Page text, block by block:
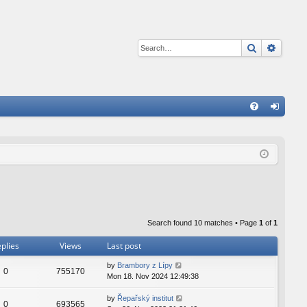
Search
in
Search found 10 matches • Page 1 of 1
Views Last post
0 755170
by Brambory z Lípy
Mon 18. Nov 2024 12:49:38
0 693565
by Řepařský institut